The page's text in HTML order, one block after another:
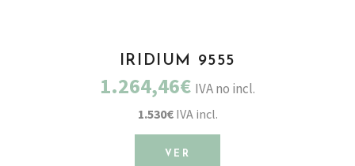
IRIDIUM 9555
1.264,46€ IVA no incl.
1.530€IVA incl.
VER